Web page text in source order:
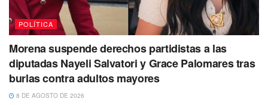
POLÍTICA
Morena suspende derechos partidistas a las
diputadas Nayeli Salvatori y Grace Palomares tras
burlas contra adultos mayores
8 DE AGOSTO DE 2026